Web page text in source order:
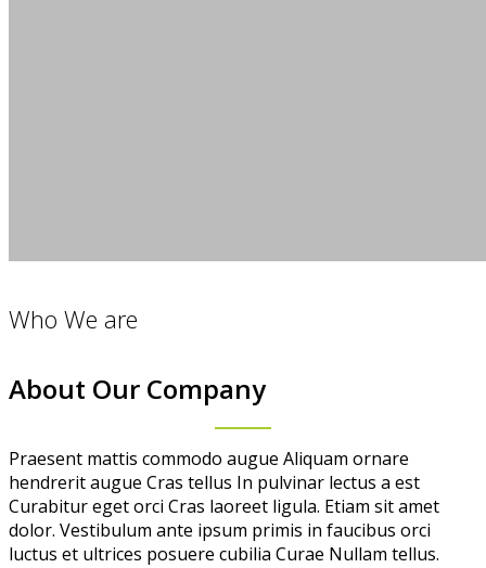
Who We are
About Our Company
Praesent mattis commodo augue Aliquam ornare
hendrerit augue Cras tellus In pulvinar lectus a est
Curabitur eget orci Cras laoreet ligula. Etiam sit amet
dolor. Vestibulum ante ipsum primis in faucibus orci
luctus et ultrices posuere cubilia Curae Nullam tellus.